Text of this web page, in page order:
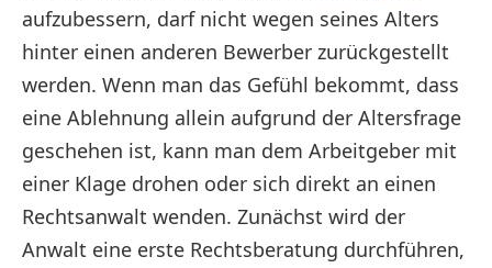
aufzubessern, darf nicht wegen seines Alters
hinter einen anderen Bewerber zurückgestellt
werden. Wenn man das Gefühl bekommt, dass
eine Ablehnung allein aufgrund der Altersfrage
geschehen ist, kann man dem Arbeitgeber mit
einer Klage drohen oder sich direkt an einen
Rechtsanwalt wenden. Zunächst wird der
Anwalt eine erste Rechtsberatung durchführen,